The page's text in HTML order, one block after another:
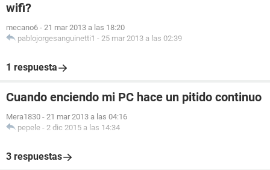
wifi?
mecano6 - 21 mar 2013 a las 18:20
pablojorgesanguinetti1 - 25 mar 2013 a las 02:39
1 respuesta
Cuando enciendo mi PC hace un pitido continuo
Mera1830 - 21 mar 2013 a las 04:16
pepele - 2 dic 2015 a las 14:34
3 respuestas